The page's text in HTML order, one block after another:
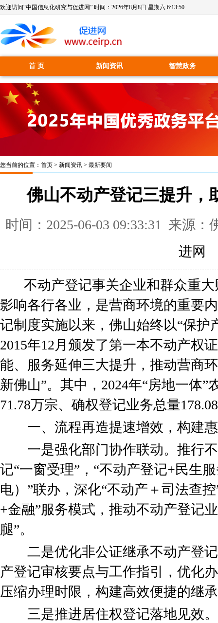
欢迎访问“中国信息化研究与促进网” 时间： 2026年8月8日 星期六 6:13:51
首 页 新闻资讯 智慧政务
您当前的位置： 首页 > 新闻资讯 > 最新要闻
佛山不动产登记三提升，
时间：2025-06-03 09:33:31 来源
进网
不动产登记事关企业和群众重大
影响各行各业，是营商环境的重要
记制度实施以来，佛山始终以“保护
2015年12月颁发了第一本不动产权
能、服务延伸三大提升，推动营商
新佛山”。其中，2024年“房地一体
71.78万宗、确权登记业务总量
一、流程再造提速增效，构建惠
一是强化部门协作联动。推行不
记“一窗受理”，“不动产登记+民生
电）”联办，深化“不动产＋司法查
+金融”服务模式，推动不动产登记
腿”。
二是优化非公证继承不动产登记
产登记审核要点与工作指引，优化
压缩办理时限，构建高效便捷的继
三是推进居住权登记落地见效。